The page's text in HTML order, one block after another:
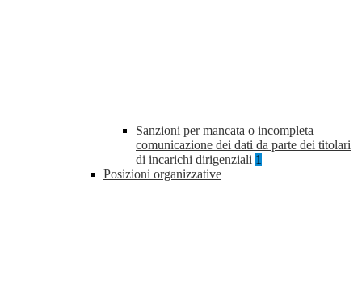
Sanzioni per mancata o incompleta
comunicazione dei dati da parte dei titolari
di incarichi dirigenziali 1
Posizioni organizzative